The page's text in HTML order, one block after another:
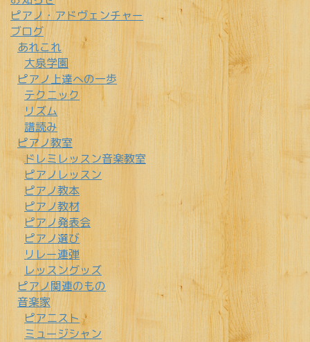
ピアノ・アドヴェンチャー
ブログ
あれこれ
大泉学園
ピアノ上達への一歩
テクニック
リズム
譜読み
ピアノ教室
ドレミレッスン音楽教室
ピアノレッスン
ピアノ教本
ピアノ教材
ピアノ発表会
ピアノ選び
リレー連弾
レッスングッズ
ピアノ関連のもの
音楽家
ピアニスト
ミュージシャン